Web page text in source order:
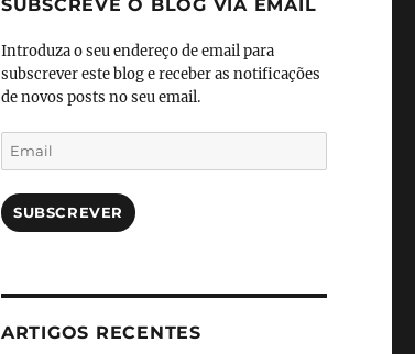
SUBSCREVE O BLOG VIA EMAIL
Introduza o seu endereço de email para
subscrever este blog e receber as notificações
de novos posts no seu email.
Email
SUBSCREVER
ARTIGOS RECENTES